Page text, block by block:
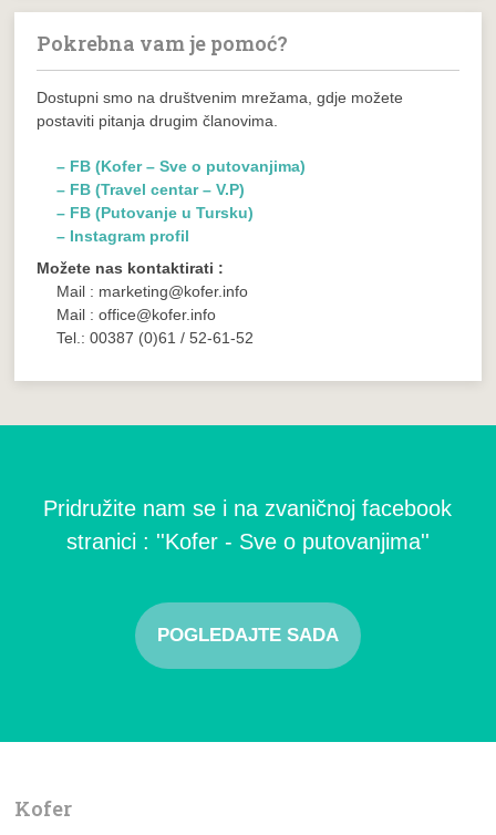
Pokrebna vam je pomoć?
Dostupni smo na društvenim mrežama, gdje možete
postaviti pitanja drugim članovima.
– FB (Kofer – Sve o putovanjima)
– FB (Travel centar – V.P)
– FB (Putovanje u Tursku)
– Instagram profil
Možete nas kontaktirati :
Mail : marketing@kofer.info
Mail : office@kofer.info
Tel.: 00387 (0)61 / 52-61-52
Pridružite nam se i na zvaničnoj facebook
stranici : ''Kofer - Sve o putovanjima''
POGLEDAJTE SADA
Kofer